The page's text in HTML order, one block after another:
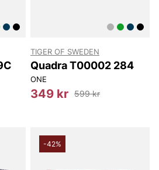
TIGER OF SWEDEN
Quadra T00002 284
ONE
349 kr 599 kr
-42%